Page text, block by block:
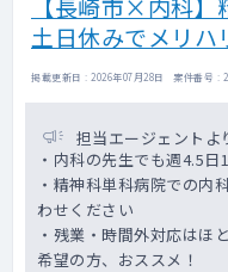
【長崎市×内科
土日休みでメリハ
掲載更新日 : 2026年07月28日 案件番号 :
担当エージェントよ
・内科の先生でも週4.5
・精神科単科病院での内
わせください
・残業・時間外対応はほ
希望の方、おススメ！